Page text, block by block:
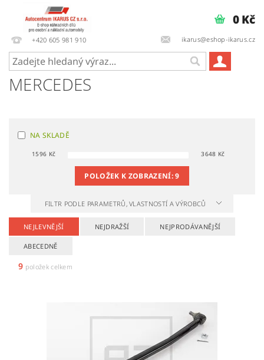
+420 605 981 910 ikarus@eshop-ikarus.cz
0 Kč
MERCEDES
NA SKLADĚ
1596 Kč 3648 Kč
POLOŽEK K ZOBRAZENÍ:9
FILTR PODLE PARAMETRŮ, VLASTNOSTÍ A VÝROBCŮ
NEJLEVNĚJŠÍ NEJDRAŽŠÍ NEJPRODÁVANĚJŠÍ
ABECEDNĚ
9 položek celkem